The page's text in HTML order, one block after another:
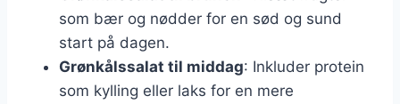
som bær og nødder for en sød og sund
start på dagen.
Grønkålssalat til middag: Inkluder protein
som kylling eller laks for en mere